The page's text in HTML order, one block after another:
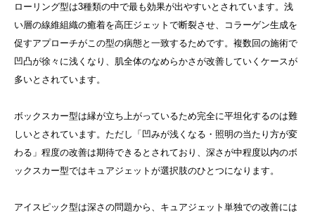
ローリング型は3種類の中で最も効果が出やすいとされています。浅
い層の線維組織の癒着を高圧ジェットで断裂させ、コラーゲン生成を
促すアプローチがこの型の病態と一致するためです。複数回の施術で
凹凸が徐々に浅くなり、肌全体のなめらかさが改善していくケースが
多いとされています。
ボックスカー型は縁が立ち上がっているため完全に平坦化するのは難
しいとされています。ただし「凹みが浅くなる・照明の当たり方が変
わる」程度の改善は期待できるとされており、深さが中程度以内のボ
ックスカー型ではキュアジェットが選択肢のひとつになります。
アイスピック型は深さの問題から、キュアジェット単独での改善には